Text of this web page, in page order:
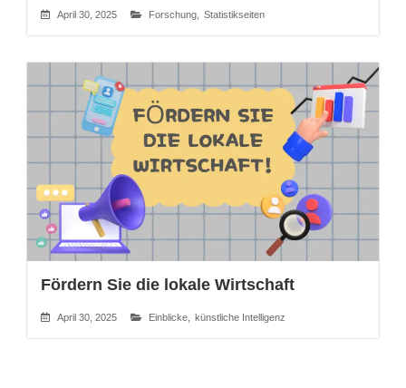
April 30, 2025 Forschung Statistikseiten
Fördern Sie die lokale Wirtschaft
April 30, 2025 Einblicke, künstliche Intelligenz